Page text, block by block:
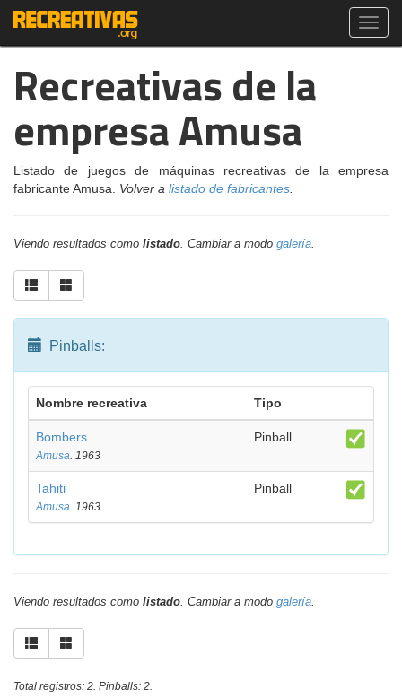
Recreativas de la
empresa Amusa
Listado de juegos de máquinas recreativas de la empresa
fabricante Amusa. Volver a listado de fabricantes
Viendo resultados como listado. Cambiar a modo galería.
Pinballs:
Nombre recreativa Tipo
Bombers
Amusa. 1963
Pinball
Tahiti
Amusa. 1963
Pinball
Viendo resultados como listado. Cambiar a modo galería.
Total registros: 2. Pinballs: 2.